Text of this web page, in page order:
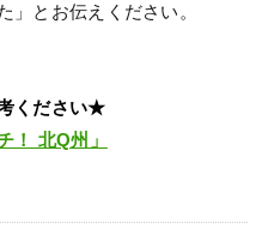
とお伝えください。
ください★
！ 北Q州」